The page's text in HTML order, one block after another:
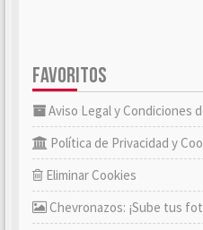
FAVORITOS
Aviso Legal y Condiciones
Política de Privacidad y
Eliminar Cookies
Chevronazos: ¡Sube tus